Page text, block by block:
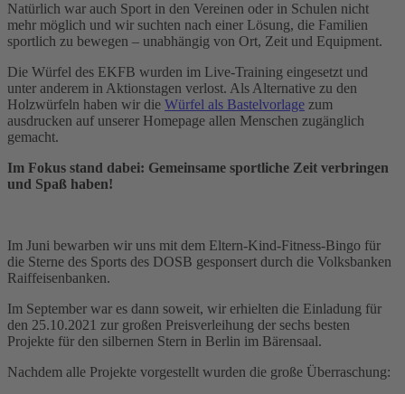
Natürlich war auch Sport in den Vereinen oder in Schulen nicht
mehr möglich und wir suchten nach einer Lösung, die Familien
sportlich zu bewegen – unabhängig von Ort, Zeit und Equipment.
Die Würfel des EKFB wurden im Live-Training eingesetzt und
unter anderem in Aktionstagen verlost. Als Alternative zu den
Holzwürfeln haben wir die Würfel als Bastelvorlage zum
ausdrucken auf unserer Homepage allen Menschen zugänglich
gemacht.
Im Fokus stand dabei: Gemeinsame sportliche Zeit verbringen
und Spaß haben!
Im Juni bewarben wir uns mit dem Eltern-Kind-Fitness-Bingo für
die Sterne des Sports des DOSB gesponsert durch die Volksbanken
Raiffeisenbanken.
Im September war es dann soweit, wir erhielten die Einladung für
den 25.10.2021 zur großen Preisverleihung der sechs besten
Projekte für den silbernen Stern in Berlin im Bärensaal.
Nachdem alle Projekte vorgestellt wurden die große Überraschung: